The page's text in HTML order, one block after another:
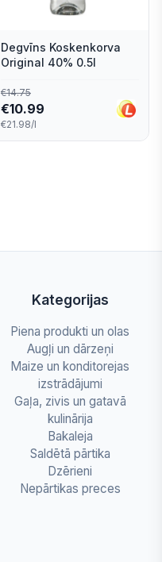
Degvīns Koskenkorva
Original 40% 0.5l
€14.75
€10.99
€21.98/l
Kategorijas
Piena produkti un olas
Augļi un dārzeņi
Maize un konditorejas
izstrādājumi
Gaļa, zivis un gatavā
kulinārija
Bakaleja
Saldētā pārtika
Dzērieni
Nepārtikas preces